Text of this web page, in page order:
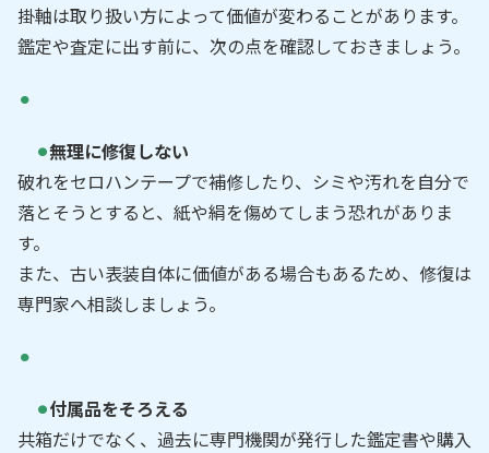
掛軸は取り扱い方によって価値が変わることがあります。
鑑定や査定に出す前に、次の点を確認しておきましょう。
無理に修復しない
破れをセロハンテープで補修したり、シミや汚れを自分で
落とそうとすると、紙や絹を傷めてしまう恐れがありま
す。
また、古い表装自体に価値がある場合もあるため、修復は
専門家へ相談しましょう。
付属品をそろえる
共箱だけでなく、過去に専門機関が発行した鑑定書や購入